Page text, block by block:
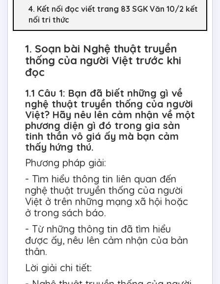
4. Kết nối đọc viết trang 83 SGK Văn 10/2 kết
nối tri thức
1. Soạn bài Nghệ thuật truyền
thống của người Việt trước khi
đọc
1.1 Câu 1: Bạn đã biết những gì về
nghệ thuật truyền thống của người
Việt? Hãy nêu lên cảm nhận về một
phương diện gì đó trong gia sản
tinh thần vô giá ấy mà bạn cảm
thấy hứng thú.
Phương pháp giải:
- Tìm hiểu thông tin liên quan đến
nghệ thuật truyền thống của người
Việt ở trên những mạng xã hội hoặc
ở trong sách báo.
- Từ những thông tin đã tìm hiểu
được ấy, nêu lên cảm nhận của bản
thân.
Lời giải chi tiết: